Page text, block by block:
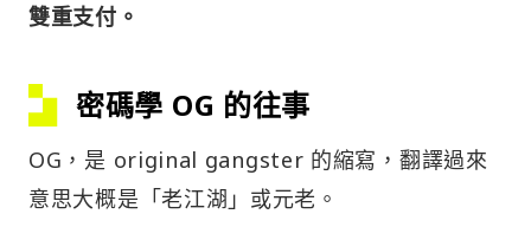
雙重支付。
密碼學 OG 的往事
OG，是 original gangster 的縮寫，翻譯過來
意思大概是「老江湖」或元老。